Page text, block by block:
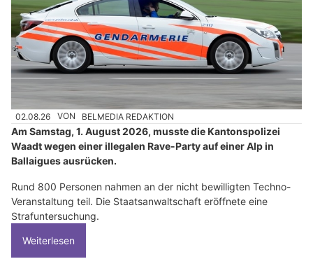
02.08.26 VON BELMEDIA REDAKTION
Am Samstag, 1. August 2026, musste die Kantonspolizei
Waadt wegen einer illegalen Rave-Party auf einer Alp in
Ballaigues ausrücken.
Rund 800 Personen nahmen an der nicht bewilligten Techno-
Veranstaltung teil. Die Staatsanwaltschaft eröffnete eine
Strafuntersuchung.
Weiterlesen